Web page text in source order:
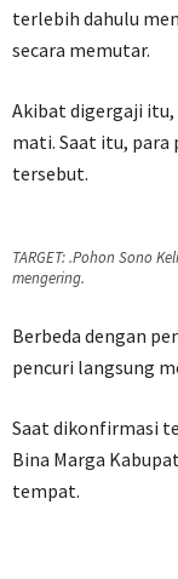
terlebih dahulu
secara memutar.
Akibat digergaji
mati. Saat itu, para
tersebut.
TARGET: .Pohon Sono
mengering.
Berbeda dengan
pencuri langsung
Saat dikonfirmasi
Bina Marga
tempat.